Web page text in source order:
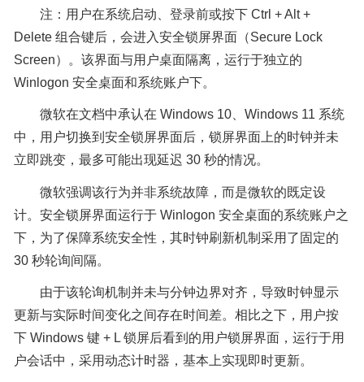
注：用户在系统启动、登录前或按下 Ctrl + Alt +
Delete 组合键后，会进入安全锁屏界面（Secure Lock
Screen）。该界面与用户桌面隔离，运行于独立的
Winlogon 安全桌面和系统账户下。
微软在文档中承认在 Windows 10、Windows 11 系统
中，用户切换到安全锁屏界面后，锁屏界面上的时钟并未
立即跳变，最多可能出现延迟 30 秒的情况。
微软强调该行为并非系统故障，而是微软的既定设
计。安全锁屏界面运行于 Winlogon 安全桌面的系统账户之
下，为了保障系统安全性，其时钟刷新机制采用了固定的
30 秒轮询间隔。
由于该轮询机制并未与分钟边界对齐，导致时钟显示
更新与实际时间变化之间存在时间差。相比之下，用户按
下 Windows 键 + L 锁屏后看到的用户锁屏界面，运行于用
户会话中，采用动态计时器，基本上实现即时更新。